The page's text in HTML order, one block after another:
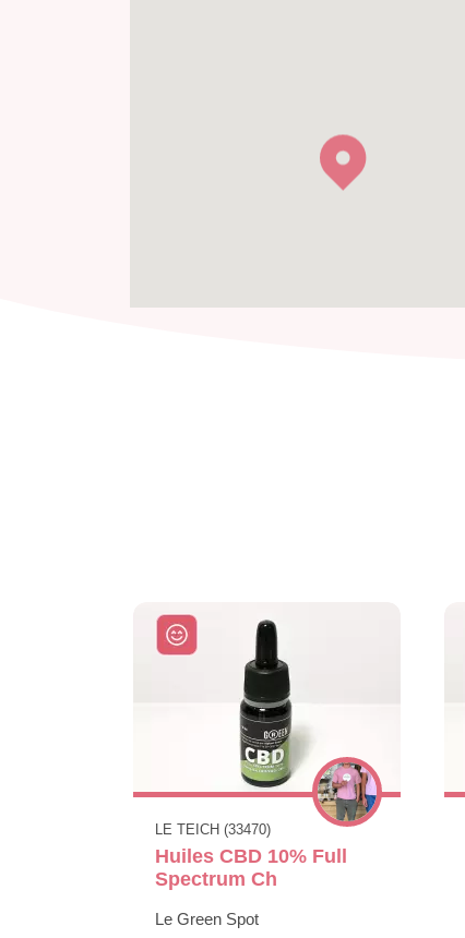
LE TEICH (33470)
Huiles CBD 10% Full
Spectrum Ch
Le Green Spot